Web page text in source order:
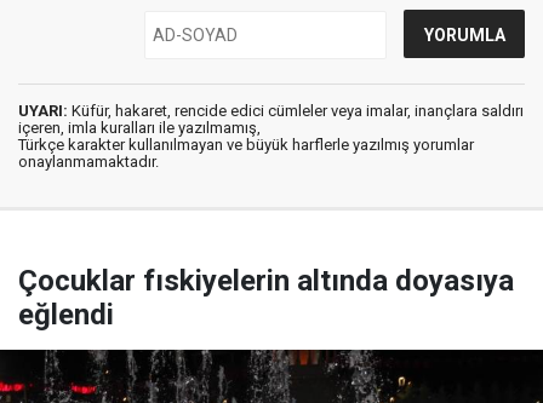
UYARI: Küfür, hakaret, rencide edici cümleler veya imalar, inançlara saldırı
içeren, imla kuralları ile yazılmamış,
Türkçe karakter kullanılmayan ve büyük harflerle yazılmış yorumlar
onaylanmamaktadır.
Çocuklar fıskiyelerin altında doyasıya
eğlendi